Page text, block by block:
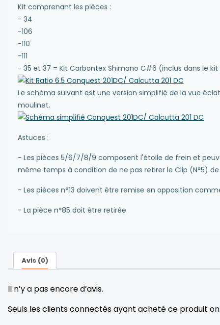
Kit comprenant les pièces :
- 34
-106
-110
-111
- 35 et 37 = Kit Carbontex Shimano C#6 (inclus dans le kit
Le schéma suivant est une version simplifié de la vue
moulinet.
Astuces :
- Les pièces 5/6/7/8/9 composent l'étoile de frein et
même temps à condition de ne pas retirer le Clip (N°5)
- Les pièces n°13 doivent être remise en opposition
- La pièce n°85 doit être retirée.
Avis (0)
Il n’y a pas encore d’avis.
Seuls les clients connectés ayant acheté ce produit